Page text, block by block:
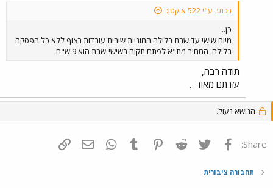
נכתב ע"י 522 אוקטן:
כן..
מיום שישי עד שבת בלילה המוניות שירות עובדות רצוף ללא כל הפסקה
בלילה. המחיר מת"א לפתח תקוה בשישי-שבת הוא 9 ש"ח.
תודה רבה,
עזרתם מאוד .
הנושא נעול.
Share: פייסבוק Twitter
Reddit
Pinterest
Tumblr
WhatsAppדואר אלקטרוני
תחבורה ציבורית